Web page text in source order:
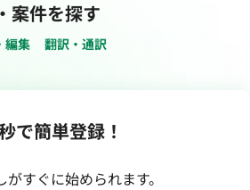
案件を探す
編集 翻訳・通訳
で簡単登録！
すぐに始められます。